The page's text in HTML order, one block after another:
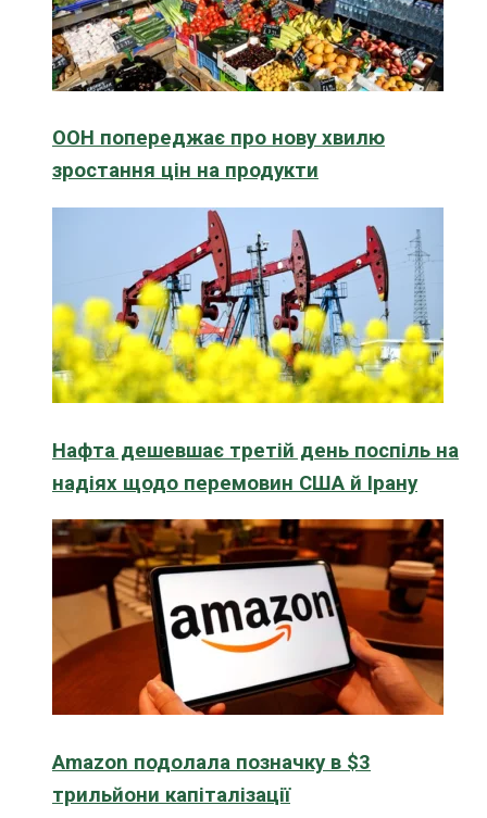
ООН попереджає про нову хвилю
зростання цін на продукти
Нафта дешевшає третій день поспіль на
надіях щодо перемовин США й Ірану
Amazon подолала позначку в $3
трильйони капіталізації